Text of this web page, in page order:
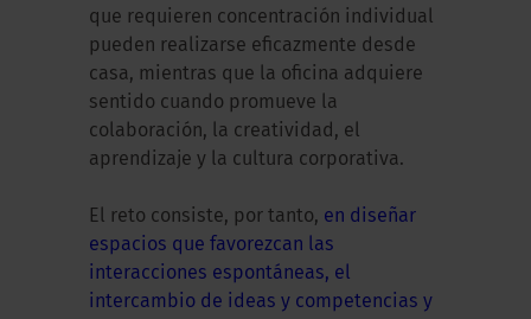
que requieren concentración individual
pueden realizarse eficazmente desde
casa, mientras que la oficina adquiere
sentido cuando promueve la
colaboración, la creatividad, el
aprendizaje y la cultura corporativa.
El reto consiste, por tanto, en diseñar
espacios que favorezcan las
interacciones espontáneas, el
intercambio de ideas y competencias y